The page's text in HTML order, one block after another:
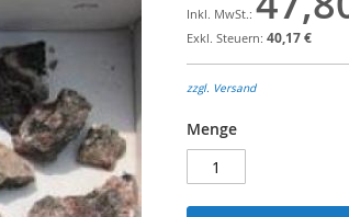
40,17 €
zzgl. Versand
Menge